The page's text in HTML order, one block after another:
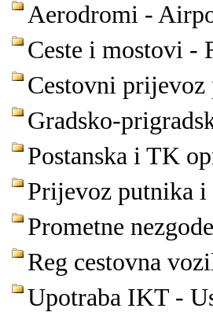
Aerodromi -
Ceste i mostovi -
Cestovni prijevoz
Gradsko-
Postanska i TK
Prijevoz putnika i
Prometne
Reg cestovna
Upotraba IKT -